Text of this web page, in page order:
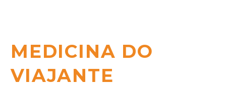
MEDICINA DO
VIAJANTE